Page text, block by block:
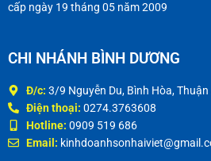
cấp ngày 19 tháng 05 năm 2009
CHI NHÁNH BÌNH DƯƠNG
Đ/c: 3/9 Nguyễn Du, Bình Hòa,
Điện thoại: 0274.3763608
Hotline: 0909 519 686
Email: